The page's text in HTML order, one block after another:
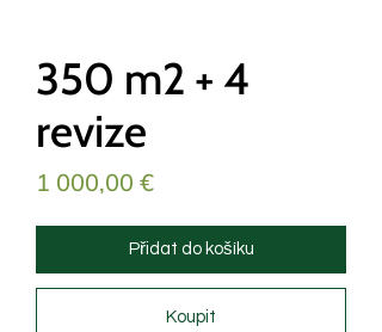
350 m2 + 4
revize
1 000,00 €Cena
Přidat do košíku
Koupit